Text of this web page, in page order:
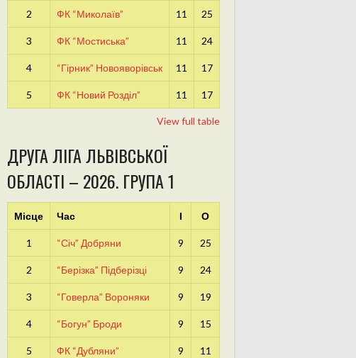
2 ФК “Миколаїв” 11 25
3 ФК “Мостиська” 11 24
4 “Гірник” Новояворівськ 11 17
5 ФК “Новий Розділ” 11 17
View full table
ДРУГА ЛІГА ЛЬВІВСЬКОЇ
ОБЛАСТІ – 2026. ГРУПА 1
Місце Час І О
1 “Січ” Добряни 9 25
2 “Берізка” Підберізці 9 24
3 “Говерла” Вороняки 9 19
4 “Богун” Броди 9 15
5 ФК “Дубляни” 9 11